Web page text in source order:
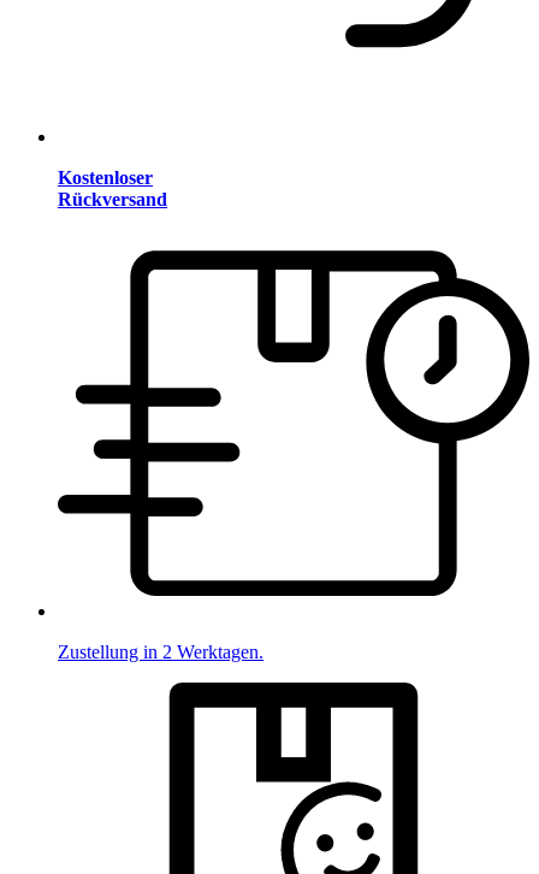
Kostenloser
Rückversand
Zustellung in 2 Werktagen.